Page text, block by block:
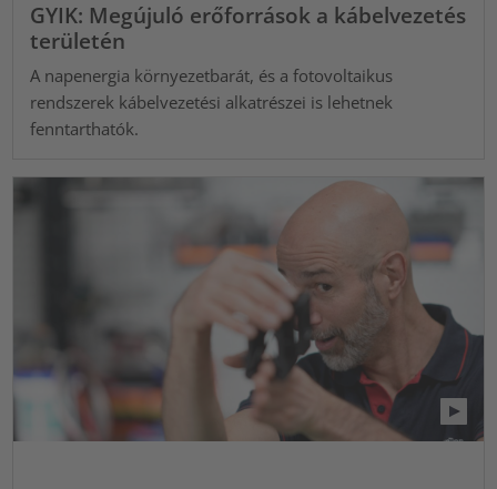
GYIK: Megújuló erőforrások a kábelvezetés
területén
A napenergia környezetbarát, és a fotovoltaikus
rendszerek kábelvezetési alkatrészei is lehetnek
fenntarthatók.